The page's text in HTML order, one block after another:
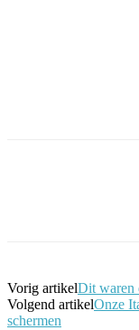
Vorig artikelDit waren
Volgend artikelOnze
schermen